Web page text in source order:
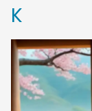
K